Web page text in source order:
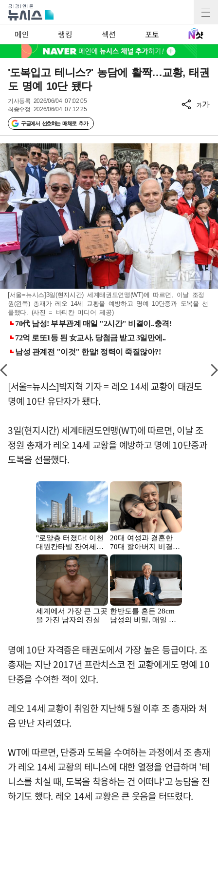
메인 랭킹 섹션 포토
'도복입고 테니스?' 농담에 활짝…교황, 태권
도 명예 10단 됐다
기사등록 2026/06/04 07:02:05
최종수정 2026/06/04 07:12:25
구글에서 선호하는 매체로 추가
가가
[서울=뉴시스]3일(현지시간) 세계태권도연맹(WT)에 따르면, 이날 조정
원(왼쪽) 총재가 레오 14세 교황을 예방하고 명예 10단증과 도복을 선
물했다. (사진 = 바티칸 미디어 제공)
[서울=뉴시스]박지혁 기자 = 레오 14세 교황이 태권도
명예 10단 유단자가 됐다.
3일(현지시간) 세계태권도연맹(WT)에 따르면, 이날 조
정원 총재가 레오 14세 교황을 예방하고 명예 10단증과
도복을 선물했다.
명예 10단 자격증은 태권도에서 가장 높은 등급이다. 조
총재는 지난 2017년 프란치스코 전 교황에게도 명예 10
단증을 수여한 적이 있다.
레오 14세 교황이 취임한 지난해 5월 이후 조 총재와 처
음 만난 자리였다.
WT에 따르면, 단증과 도복을 수여하는 과정에서 조 총재
가 레오 14세 교황의 테니스에 대한 열정을 언급하며 '테
니스를 치실 때, 도복을 착용하는 건 어떠냐'고 농담을 전
하기도 했다. 레오 14세 교황은 큰 웃음을 터뜨렸다.